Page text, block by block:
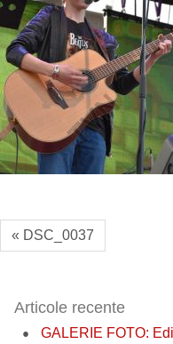
« DSC_0037
Articole recente
GALERIE FOTO: